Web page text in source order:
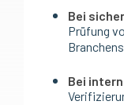
Bei
Prüfung
Bei